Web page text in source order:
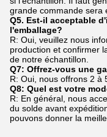
grande commande sera
Q5. Est-il acceptable
l'emballage?
R: Oui, veuillez nous
production et confirmer
de notre échantillon.
Q7: Offrez-vous une
R: Oui, nous offrons 2 à
Q8: Quel est votre
R: En général, nous
du solde avant
pouvons donner la